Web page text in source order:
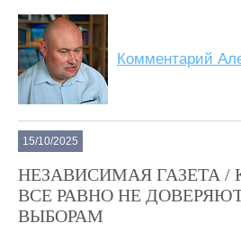
Комментарий
15/10/2025
НЕЗАВИСИМАЯ ГАЗЕТА
ВСЕ РАВНО НЕ
ВЫБОРАМ